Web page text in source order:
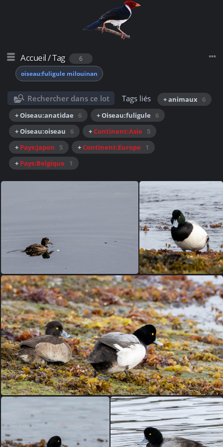
Accueil/Tag
6
oiseau:fuligule milouinan
Rechercher dans ce lot Tags liés + animaux 6
+ Oiseau:anatidae
6 + Oiseau:fuligule
6
+ Oiseau:oiseau
6 +Continent:Asie
5
+ Pays:Japon 5 +Continent:Europe
1
+ Pays:Belgique 1